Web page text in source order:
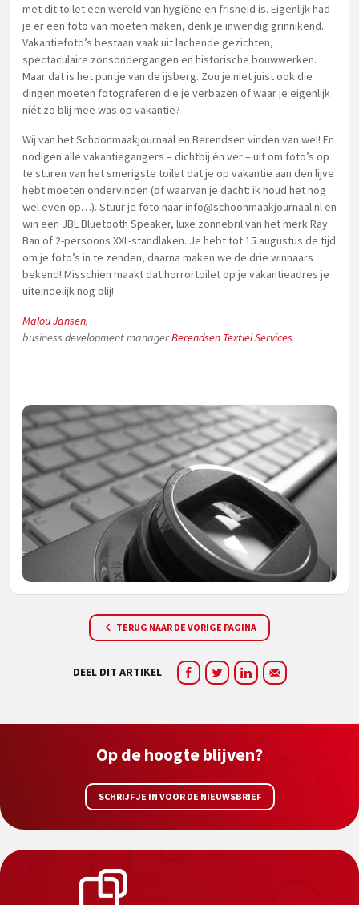
met dit toilet een wereld van hygiëne en frisheid is. Eigenlijk had
je er een foto van moeten maken, denk je inwendig grinnikend.
Vakantiefoto’s bestaan vaak uit lachende gezichten,
spectaculaire zonsondergangen en historische bouwwerken.
Maar dat is het puntje van de ijsberg. Zou je niet juist ook die
dingen moeten fotograferen die je verbazen of waar je eigenlijk
níét zo blij mee was op vakantie?
Wij van het Schoonmaakjournaal en Berendsen vinden van wel! En
nodigen alle vakantiegangers – dichtbij én ver – uit om foto’s op
te sturen van het smerigste toilet dat je op vakantie aan den lijve
hebt moeten ondervinden (of waarvan je dacht: ik houd het nog
wel even op…). Stuur je foto naarinfo@schoonmaakjournaal.nlen
win een JBL Bluetooth Speaker, luxe zonnebril van het merk Ray
Ban of 2-persoons XXL-standlaken. Je hebt tot 15 augustus de tijd
om je foto’s in te zenden, daarna maken we de drie winnaars
bekend! Misschien maakt dat horrortoilet op je vakantieadres je
uiteindelijk nog blij!
Malou Jansen,
business development managerBerendsen Textiel Services
TERUG NAAR DE VORIGE PAGINA
DEEL DIT ARTIKEL
Op de hoogte blijven?
SCHRIJF JE IN VOOR DE NIEUWSBRIEF